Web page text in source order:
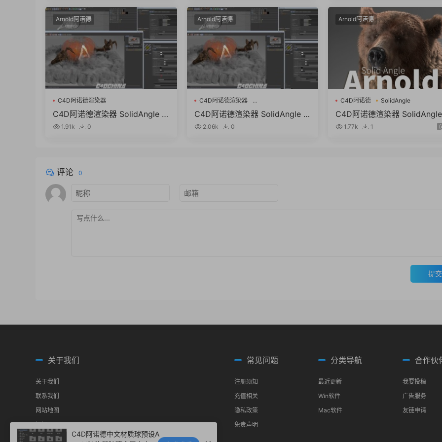
Arnold阿诺德
C4D阿诺德渲染器
C4D阿诺德渲染器 SolidAngle C
4DtoA 3.3.9 R21/R22/R23/R2
1.91k 0
Arnold阿诺德
C4D阿诺德渲染器
SolidAngle C4DtoA
C4D阿诺德渲染器 SolidAngle C
4DtoA 3.3.7 R21/R22/R23/R24
2.06k 0
Arnold阿诺德
C4D阿诺德 SolidAngle
C4D阿诺德渲染器
4DtoA 3.2.0
1.77k 1
评论 0
提交
关于我们
关于我们
联系我们
网站地图
订阅RSS
常见问题
注册须知
充值相关
隐私政策
免责声明
分类导航
最近更新
Win软件
Mac软件
合作伙
我要投稿
广告服务
友链申请
C4D阿诺德中文材质球预设A